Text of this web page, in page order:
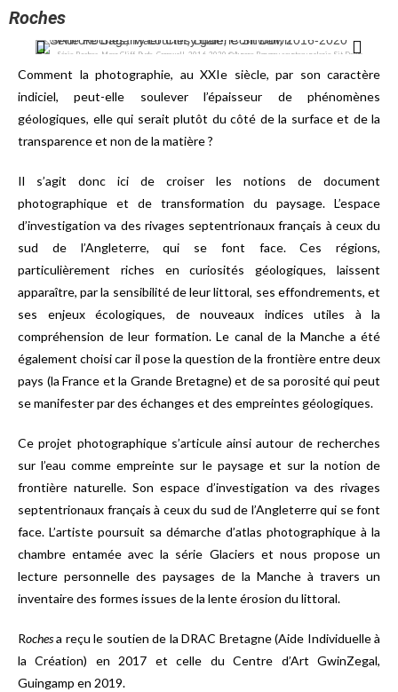
Roches
Série Roches, Maer Cliff, Bude, Cornwall, 2016-2020 ©Aurore Bagarry courtesy galerie Sit Down
Comment la photographie, au XXIe siècle, par son caractère
indiciel, peut-elle soulever l’épaisseur de phénomènes
géologiques, elle qui serait plutôt du côté de la surface et de la
transparence et non de la matière ?
Il s’agit donc ici de croiser les notions de document
photographique et de transformation du paysage. L’espace
d’investigation va des rivages septentrionaux français à ceux du
sud de l’Angleterre, qui se font face. Ces régions,
particulièrement riches en curiosités géologiques, laissent
apparaître, par la sensibilité de leur littoral, ses effondrements, et
ses enjeux écologiques, de nouveaux indices utiles à la
compréhension de leur formation. Le canal de la Manche a été
également choisi car il pose la question de la frontière entre deux
pays (la France et la Grande Bretagne) et de sa porosité qui peut
se manifester par des échanges et des empreintes géologiques.
Ce projet photographique s’articule ainsi autour de recherches
sur l’eau comme empreinte sur le paysage et sur la notion de
frontière naturelle. Son espace d’investigation va des rivages
septentrionaux français à ceux du sud de l’Angleterre qui se font
face. L’artiste poursuit sa démarche d’atlas photographique à la
chambre entamée avec la série Glaciers et nous propose un
lecture personnelle des paysages de la Manche à travers un
inventaire des formes issues de la lente érosion du littoral.
Rochesa reçu le soutien de la DRAC Bretagne (Aide Individuelle à
la Création) en 2017 et celle du Centre d’Art GwinZegal,
Guingamp en 2019.